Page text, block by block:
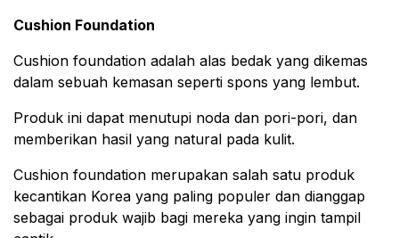
Cushion Foundation
Cushion foundation adalah alas bedak yang dikemas
dalam sebuah kemasan seperti spons yang lembut.
Produk ini dapat menutupi noda dan pori-pori, dan
memberikan hasil yang natural pada kulit.
Cushion foundation merupakan salah satu produk
kecantikan Korea yang paling populer dan dianggap
sebagai produk wajib bagi mereka yang ingin tampil